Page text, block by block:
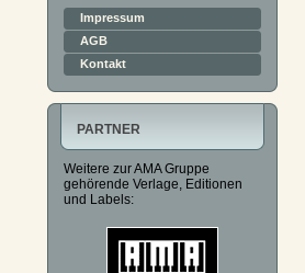
Impressum
AGB
Kontakt
PARTNER
Weitere zur AMA Gruppe
gehörende Verlage, Editionen
und Labels: